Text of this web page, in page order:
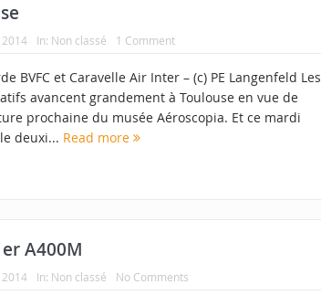
In: Non classé 1 Comment
BVFC et Caravelle Air Inter – (c) PE Langenfeld Les
avancent grandement à Toulouse en vue de
prochaine du musée Aéroscopia. Et ce mardi
deuxi... Read more
A400M
In: Non classé No Comments